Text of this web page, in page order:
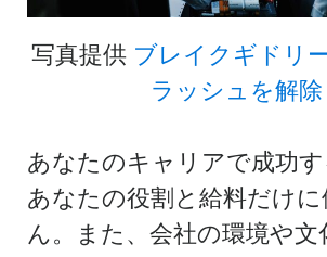
写真提供 ブレイクギドリ
ラッシュを解除
あなたのキャリアで成功
あなたの役割と給料だけ
ん。また、会社の環境や